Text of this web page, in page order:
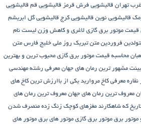
تهران قالیشویی فرش قرمز قالیشویی قم قالیشویی
قالیشویی نوین قالیشویی کرج قالیشویی گل ابریشم
قیمت موتور برق گازی لاغری و کاهش وزن لیست نام
فروردین متن تبریک روز ملی خلیج فارس متن
محاسبه قیمت موتور برق گازی محبوب ترین و بهترین
مشهور ترین رمان های جهان معرفی رشته مهندسی
معرفی کاخ مروارید یکی از باارزش ترین کاخ های
معروف ترین رمان های جهان معروف ترین رمان های
مغزهای کوچک زنگ زده منصرف شدن
موتور برق موتور برق گازی موتور های برق موتور های